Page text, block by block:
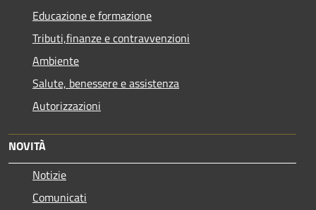
Educazione e formazione
Tributi,finanze e contravvenzioni
Ambiente
Salute, benessere e assistenza
Autorizzazioni
NOVITÀ
Notizie
Comunicati